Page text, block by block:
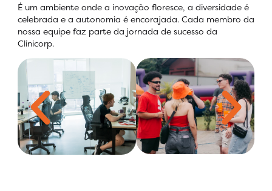
É um ambiente onde a inovação floresce, a diversidade é
celebrada e a autonomia é encorajada. Cada membro da
nossa equipe faz parte da jornada de sucesso da
Clinicorp.